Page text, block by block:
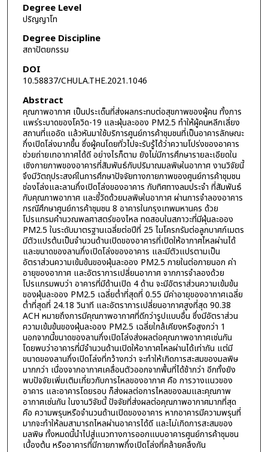
Degree Level
ปริญญาโท
Degree Discipline
สถาปัตยกรรม
DOI
10.58837/CHULA.THE.2021.1046
Abstract
คุณภาพอากาศ เป็นประเด็นที่ส่งผลกระทบต่อสุขภาพของผู้คน ทั้งการ
แพร่ระบาดของโควิด-19 และฝุ่นละออง PM2.5 ทำให้ผู้คนหลีกเลี่ยง
สถานที่แออัด แล้วหันมาใช้บริการศูนย์การค้าชุมชนที่เป็นอาคารลักษณะ
กึ่งเปิดโล่งมากขึ้น ซึ่งผู้คนโดยทั่วไปจะรับรู้ได้ว่าความโปร่งของอาคาร
ช่วยถ่ายเทอากาศได้ดี อย่างไรก็ตาม ยังไม่มีการศึกษารายละเอียดใน
เชิงกายภาพของอาคารที่สัมพันธ์กับปริมาณมลพิษในอากาศ งานวิจัยนี้
จึงมีวัตถุประสงค์ในการศึกษาปัจจัยทางกายภาพของศูนย์การค้าชุมชน
ช่องโล่งและลานกึ่งเปิดโล่งของอาคาร กับทิศทางลมประจำ ที่สัมพันธ์
กับคุณภาพอากาศ และชี้วัดด้วยมลพิษในอากาศ ผ่านการจำลองอาคาร
กรณีศึกษาศูนย์การค้าชุมชน 8 อาคารในกรุงเทพมหานคร ด้วย
โปรแกรมคำนวณพลศาสตร์ของไหล ทดสอบในสภาวะที่มีฝุ่นละออง
PM2.5 ในระดับมาตรฐานเฉลี่ยต่อปีที่ 25 ไมโครกรัมต่อลูกบาศก์เมตร
มีตัวแปรต้นเป็นจำนวนด้านเปิดของอาคารที่เปิดให้อากาศไหลผ่านได้
และขนาดของลานกึ่งเปิดโล่งของอาคาร และมีตัวแปรตามเป็น
อัตราส่วนความเข้มข้นของฝุ่นละออง PM2.5 ภายในต่อภายนอก ค่า
อายุของอากาศ และอัตราการเปลี่ยนอากาศ จากการจำลองด้วย
โปรแกรมพบว่า อาคารที่มีด้านเปิด 4 ด้าน จะมีอัตราส่วนความเข้มข้น
ของฝุ่นละออง PM2.5 เฉลี่ยต่ำที่สุดที่ 0.55 มีค่าอายุของอากาศเฉลี่ย
ต่ำที่สุดที่ 24.18 วินาที และอัตราการเปลี่ยนอากาศสูงที่สุด 90.38
ACH หมายถึงการมีคุณภาพอากาศที่ดีกว่ารูปแบบอื่น ซึ่งมีอัตราส่วน
ความเข้มข้นของฝุ่นละออง PM2.5 เฉลี่ยใกล้เคียงหรือสูงกว่า 1
นอกจากนี้ขนาดของลานกึ่งเปิดโล่งส่งผลต่อคุณภาพอากาศเช่นกัน
โดยพบว่าอาคารที่มีจำนวนด้านเปิดให้อากาศไหลผ่านได้เท่ากัน แต่มี
ขนาดของลานกึ่งเปิดโล่งที่กว้างกว่า จะทำให้เกิดการสะสมของมลพิษ
มากกว่า เนื่องจากอากาศเคลื่อนตัวออกจากพื้นที่ได้ช้ากว่า อีกทั้งยัง
พบปัจจัยเพิ่มเติมเกี่ยวกับการไหลของอากาศ คือ การวางแนวของ
อาคาร และอาคารโดยรอบ ก็ส่งผลต่อการไหลของลมและคุณภาพ
อากาศเช่นกัน ในงานวิจัยนี้ ปัจจัยที่ส่งผลต่อคุณภาพอากาศมากที่สุด
คือ ความพรุนหรือจำนวนด้านเปิดของอาคาร หากอาคารมีความพรุนที่
มากจะทำให้ลมสามารถไหลผ่านอาคารได้ดี และไม่เกิดการสะสมของ
มลพิษ ทั้งหมดนี้นำไปสู่แนวทางการออกแบบอาคารศูนย์การค้าชุมชน
เบื้องต้น หรืออาคารที่มีกายภาพกึ่งเปิดโล่งที่คล้ายคลึงกัน